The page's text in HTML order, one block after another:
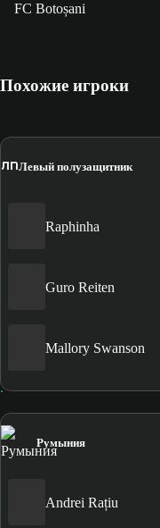
FC Botoșani
Похожие игроки
ЛПЛевый полузащитник
Raphinha
Guro Reiten
Mallory Swanson
Румыния
Andrei Rațiu